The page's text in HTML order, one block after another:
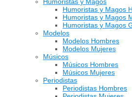
Humoristas y Magos
Humoristas y Magos
Humoristas y Magos
Modelos
Modelos Hombres
Modelos Mujeres
Músicos
Músicos Hombres
Músicos Mujeres
Periodistas
Periodistas Hombres